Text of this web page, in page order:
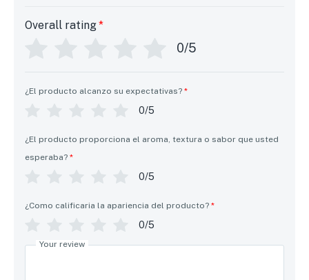
Overall rating*
0/5
¿El producto alcanzo su expectativas? *
0/5
¿El producto proporciona el aroma, textura o sabor que usted
esperaba? *
0/5
¿Como calificaria la apariencia del producto? *
0/5
Your review